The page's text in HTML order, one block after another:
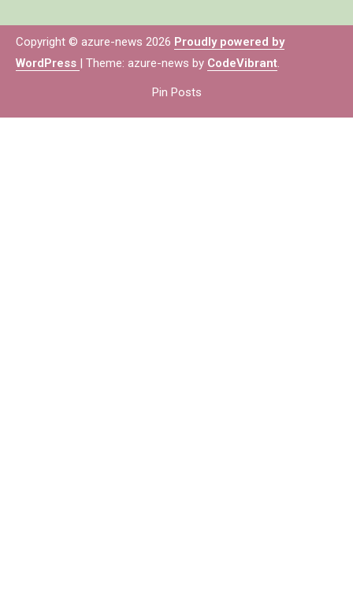
Copyright © azure-news 2026 Proudly powered by
WordPress | Theme: azure-news by CodeVibrant.
Pin Posts